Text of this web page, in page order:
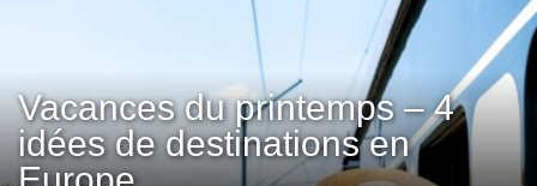
Vacances du printemps – 4
idées de destinations en